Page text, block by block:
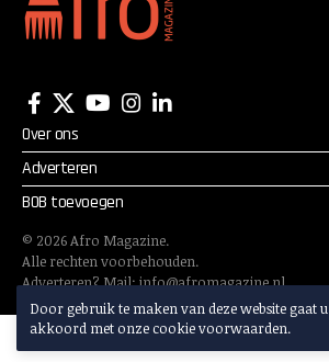
Door gebruik te maken van deze website gaat u
akkoord met onze cookie voorwaarden.
Over ons
Adverteren
BOB toevoegen
© 2026Afro Magazine.
Alle rechten voorbehouden.
Adverteren? Mail:info@afromagazine.nl